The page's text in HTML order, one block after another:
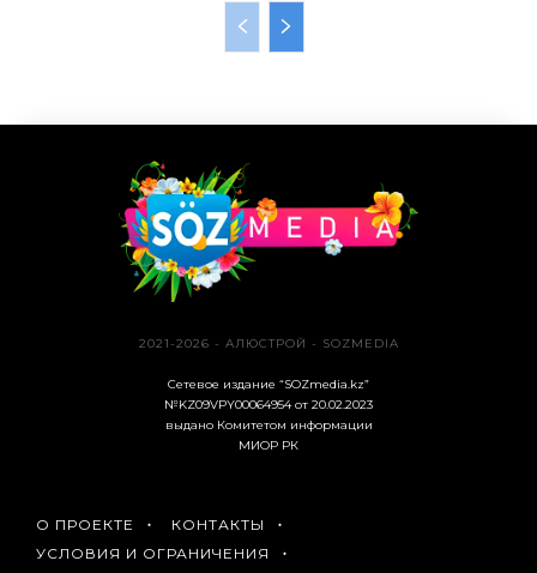
2021-2026 - АЛЮСТРОЙ - SOZMEDIA
Сетевое издание “SOZmedia.kz”
№KZ09VPY00064954 от 20.02.2023
выдано Комитетом информации
МИОР РК
О ПРОЕКТЕ
КОНТАКТЫ
УСЛОВИЯ И ОГРАНИЧЕНИЯ